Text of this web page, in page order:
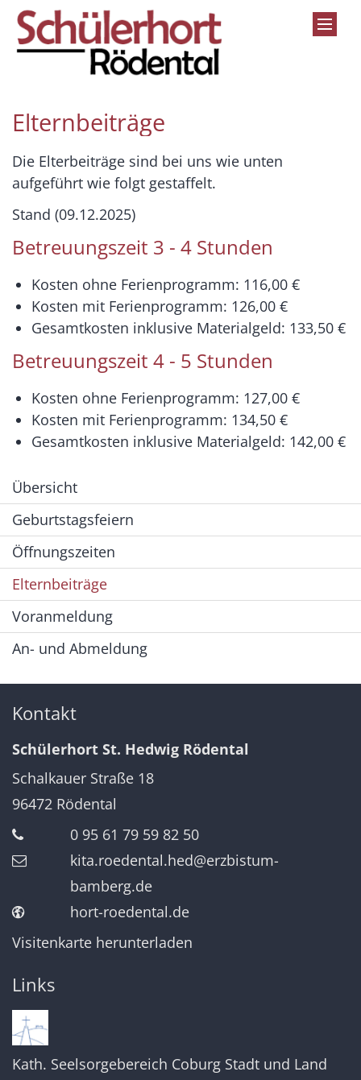
Zum Inhalt springen
Elternbeiträge
Die Elterbeiträge sind bei uns wie unten
aufgeführt wie folgt gestaffelt.
Stand (09.12.2025)
Betreuungszeit 3 - 4 Stunden
Kosten ohne Ferienprogramm: 116,00 €
Kosten mit Ferienprogramm: 126,00 €
Gesamtkosten inklusive Materialgeld: 133,50 €
Betreuungszeit 4 - 5 Stunden
Kosten ohne Ferienprogramm: 127,00 €
Kosten mit Ferienprogramm: 134,50 €
Gesamtkosten inklusive Materialgeld: 142,00 €
Übersicht
Geburtstagsfeiern
Öffnungszeiten
Elternbeiträge
Voranmeldung
An- und Abmeldung
Kontakt
Schülerhort St. Hedwig Rödental
Schalkauer Straße 18
96472 Rödental
0 95 61 79 59 82 50
kita.roedental.hed@erzbistum-
bamberg.de
hort-roedental.de
Visitenkarte herunterladen
Links
Kath. Seelsorgebereich Coburg Stadt und Land